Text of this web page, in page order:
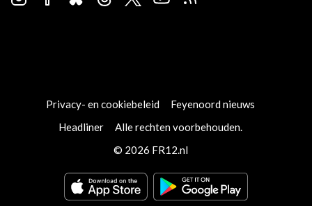
Privacy- en cookiebeleid
Feyenoord nieuws
Headliner
Alle rechten voorbehouden.
© 2026 FR12.nl